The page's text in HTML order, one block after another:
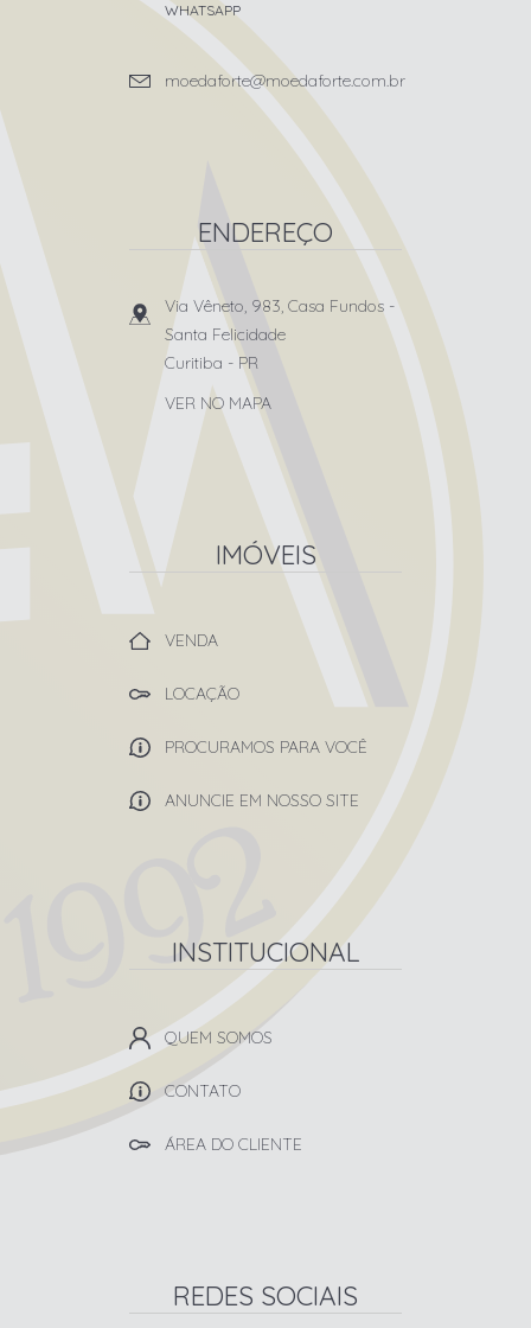
WHATSAPP
moedaforte@moedaforte.com.br
ENDEREÇO
Via Vêneto, 983, Casa Fundos -
Santa Felicidade
Curitiba - PR
VER NO MAPA
IMÓVEIS
VENDA
LOCAÇÃO
PROCURAMOS PARA VOCÊ
ANUNCIE EM NOSSO SITE
INSTITUCIONAL
QUEM SOMOS
CONTATO
ÁREA DO CLIENTE
REDES SOCIAIS